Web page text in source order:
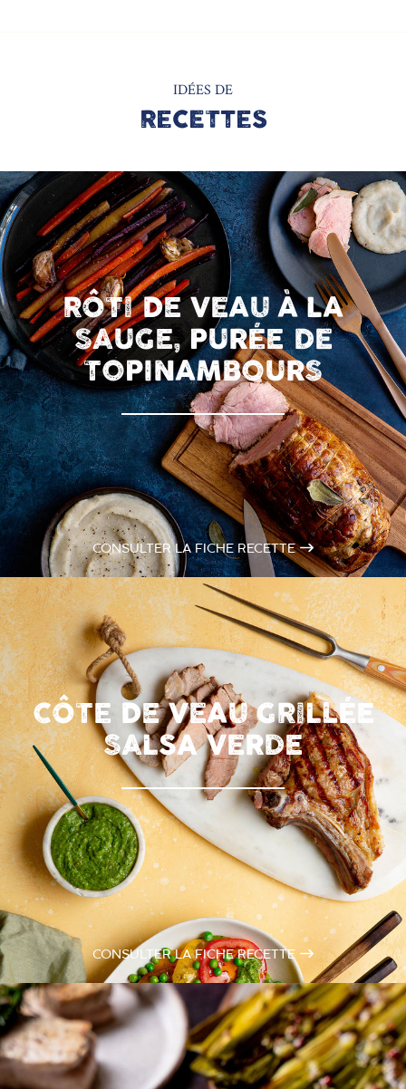
IDÉES DE
RECETTES
RÔTI DE VEAU À LA
SAUGE, PURÉE DE
TOPINAMBOURS
CONSULTER LA FICHE RECETTE
CÔTE DE VEAU GRILLÉE
SALSA VERDE
CONSULTER LA FICHE RECETTE